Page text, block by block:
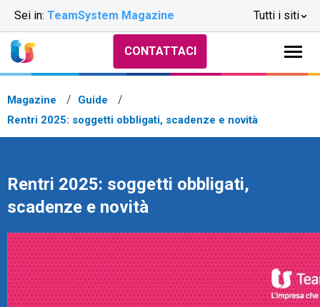
Sei in: TeamSystem Magazine Tutti i siti
CONTATTACI
Magazine
Guide
Rentri 2025: soggetti obbligati, scadenze e novità
Rentri 2025: soggetti obbligati,
scadenze e novità